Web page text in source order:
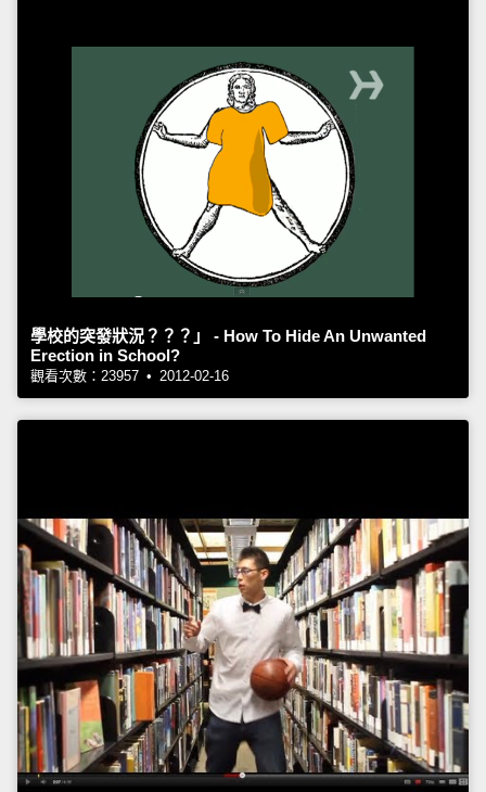
學校的突發狀況？？？」 - How To Hide An Unwanted
Erection in School?
觀看次數：23957 • 2012-02-16